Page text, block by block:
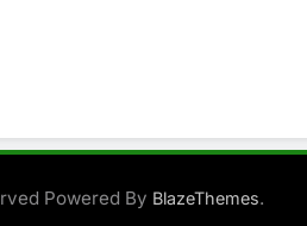
Powered By BlazeThemes.